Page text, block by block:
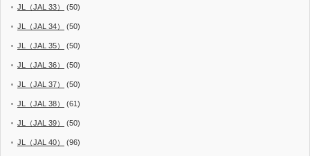
JL（JAL 33） (50)
JL（JAL 34） (50)
JL（JAL 35） (50)
JL（JAL 36） (50)
JL（JAL 37） (50)
JL（JAL 38） (61)
JL（JAL 39） (50)
JL（JAL 40） (96)